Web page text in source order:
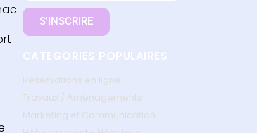
S'INSCRIRE
CATEGORIES POPULAIRES
Réservations en ligne
Travaux / Aménagements
Marketing et Communication